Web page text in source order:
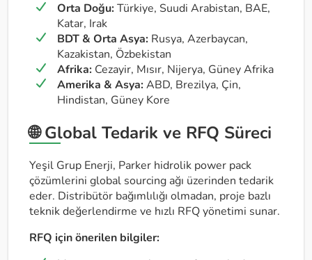
Orta Doğu:Türkiye, Suudi Arabistan, BAE,
Katar, Irak
BDT & Orta Asya: Rusya, Azerbaycan,
Kazakistan, Özbekistan
Afrika: Cezayir, Mısır, Nijerya, Güney Afrika
Amerika & Asya:ABD, Brezilya, Çin,
Hindistan, Güney Kore
🌐 Global Tedarik ve RFQ Süreci
Yeşil Grup Enerji, Parker hidrolik power pack
çözümlerini global sourcing ağı üzerinden tedarik
eder. Distribütör bağımlılığı olmadan, proje bazlı
teknik değerlendirme ve hızlı RFQ yönetimi sunar.
RFQ için önerilen bilgiler: